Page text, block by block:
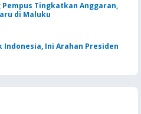
Pempus Tingkatkan Anggaran,
di Maluku
Indonesia, Ini Arahan Presiden